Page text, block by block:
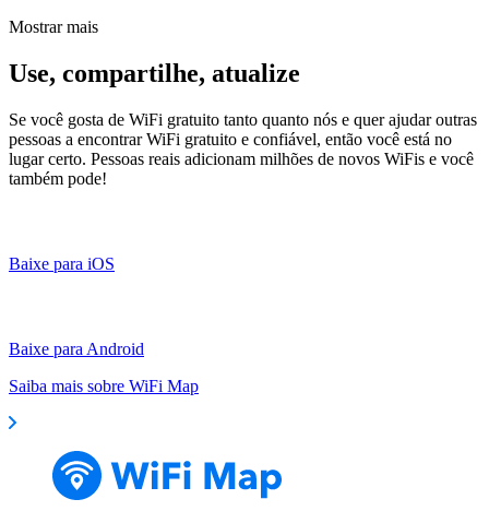
Mostrar mais
Use, compartilhe, atualize
Se você gosta de WiFi gratuito tanto quanto nós e quer ajudar outras
pessoas a encontrar WiFi gratuito e confiável, então você está no
lugar certo. Pessoas reais adicionam milhões de novos WiFis e você
também pode!
Baixe para iOS
Baixe para Android
Saiba mais sobre WiFi Map